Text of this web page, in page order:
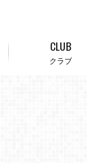
クラブ
CLUB